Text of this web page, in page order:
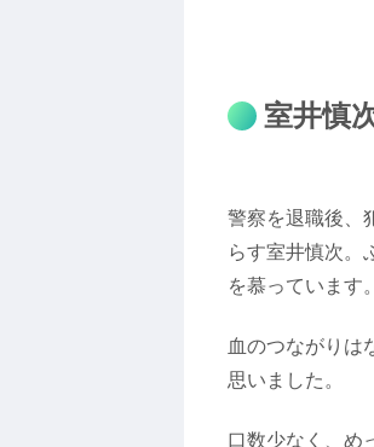
室井慎
警察を退職後、
らす室井慎次。
を慕っています。
血のつながりは
思いました。
口数少なく、め